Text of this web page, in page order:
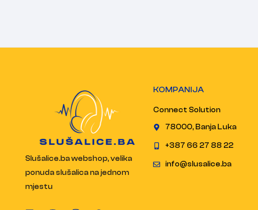
Slušalice.ba webshop, velika
ponuda slušalica na jednom
mjestu
KOMPANIJA
Connect Solution
78000, Banja Luka
+387 66 27 88 22
info@slusalice.ba